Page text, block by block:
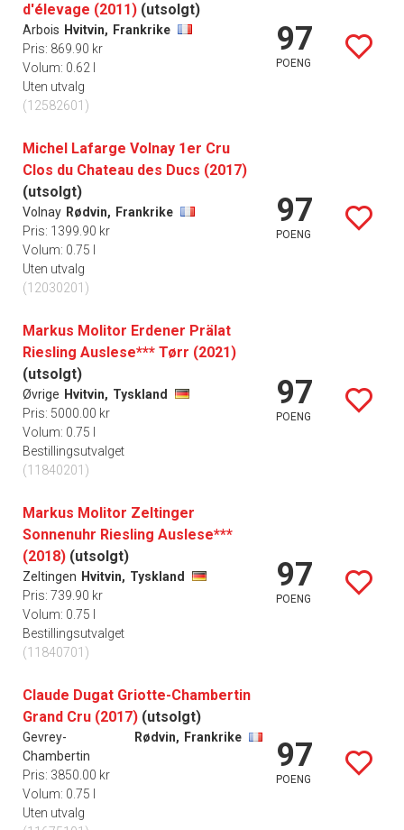
d'élevage (2011) (utsolgt)
Arbois Hvitvin, Frankrike
Pris: 869.90 kr
Volum: 0.62 l
Uten utvalg
(12582601)
97
POENG
Michel Lafarge Volnay 1er Cru
Clos du Chateau des Ducs (2017)
(utsolgt)
Volnay Rødvin, Frankrike
Pris: 1399.90 kr
Volum: 0.75 l
Uten utvalg
(12030201)
97
POENG
Markus Molitor Erdener Prälat
Riesling Auslese*** Tørr (2021)
(utsolgt)
Øvrige Hvitvin, Tyskland
Pris: 5000.00 kr
Volum: 0.75 l
Bestillingsutvalget
(11840201)
97
POENG
Markus Molitor Zeltinger
Sonnenuhr Riesling Auslese***
(2018) (utsolgt)
Zeltingen Hvitvin, Tyskland
Pris: 739.90 kr
Volum: 0.75 l
Bestillingsutvalget
(11840701)
97
POENG
Claude Dugat Griotte-Chambertin
Grand Cru (2017) (utsolgt)
Gevrey-
Chambertin
Rødvin, Frankrike
Pris: 3850.00 kr
Volum: 0.75 l
Uten utvalg
97
POENG